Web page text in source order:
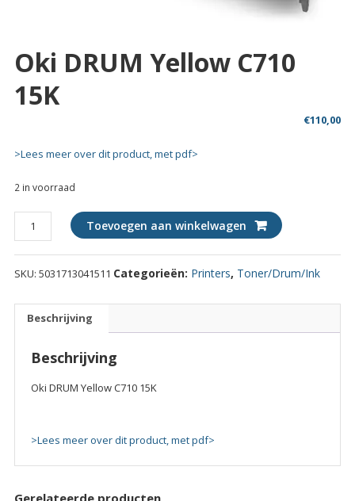
Oki DRUM Yellow C710
15K
€110,00
>Lees meer over dit product, met pdf>
2 in voorraad
DRUM
Yellow
C710
Toevoegen aan winkelwagen
SKU: 5031713041511 Categorieën: Printers, Toner/Drum/Ink
Beschrijving
Beschrijving
Oki DRUM Yellow C710 15K
>Lees meer over dit product, met pdf>
Gerelateerde producten